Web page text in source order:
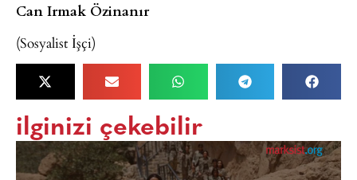
Can Irmak Özinanır
(Sosyalist İşçi)
ilginizi çekebilir